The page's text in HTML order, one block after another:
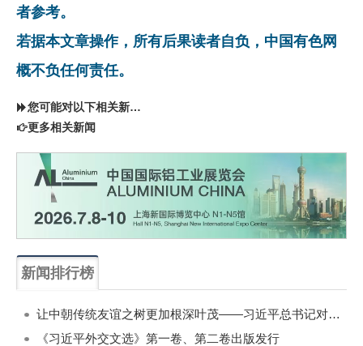
者参考。
若据本文章操作，所有后果读者自负，中国有色网
概不负任何责任。
您可能对以下相关新闻同样感兴趣
更多相关新闻
新闻排行榜
让中朝传统友谊之树更加根深叶茂——习近平总书记对朝鲜进行国事访问纪实
《习近平外交文选》第一卷、第二卷出版发行